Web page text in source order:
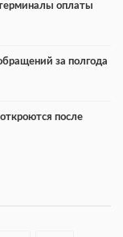
оплаты
за полгода
после
стан»